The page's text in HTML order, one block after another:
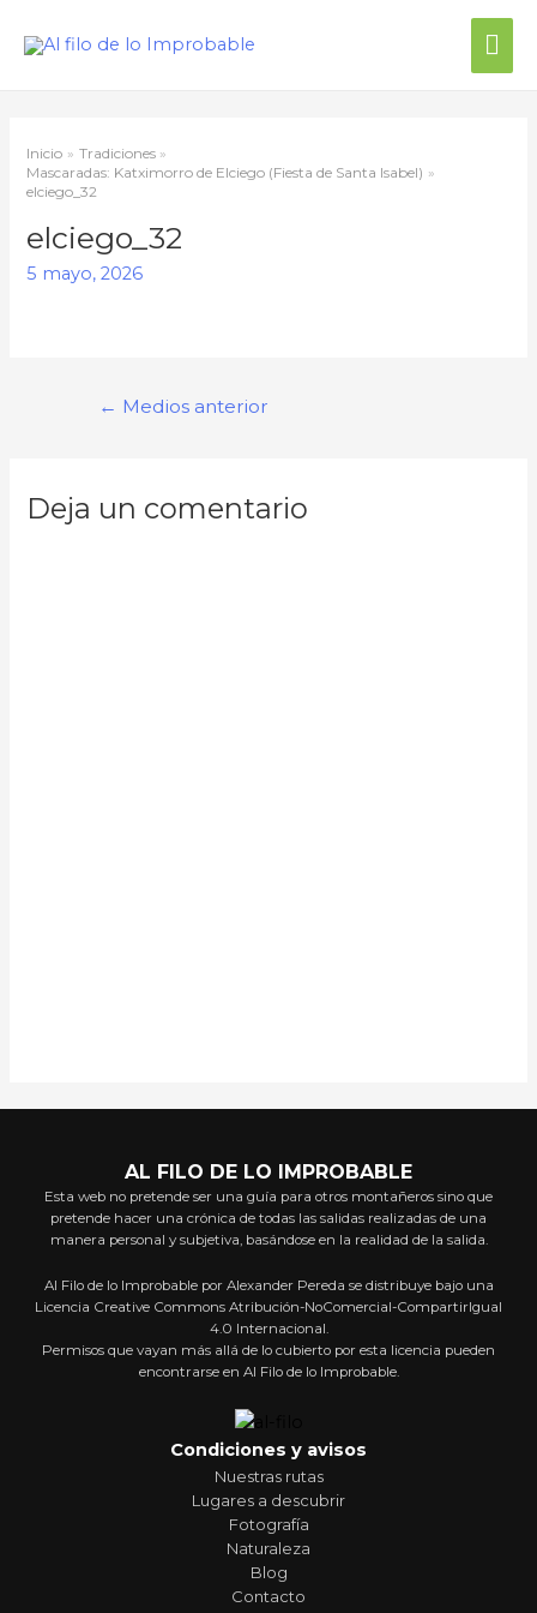
Inicio
Tradiciones
Mascaradas: Katximorro de Elciego (Fiesta de Santa Isabel)
elciego_32
elciego_32
5 mayo, 2026
Navegación
← Medios anterior
Deja un comentario
AL FILO DE LO IMPROBABLE
Esta web no pretende ser una guía para otros montañeros sino que
pretende hacer una crónica de todas las salidas realizadas de una
manera personal y subjetiva, basándose en la realidad de la salida.
Al Filo de lo Improbable por Alexander Pereda se distribuye bajo una
Licencia Creative Commons Atribución-NoComercial-CompartirIgual
4.0 Internacional.
Permisos que vayan más allá de lo cubierto por esta licencia pueden
encontrarse en Al Filo de lo Improbable.
Condiciones y avisos
Nuestras rutas
Lugares a descubrir
Fotografía
Naturaleza
Blog
Contacto